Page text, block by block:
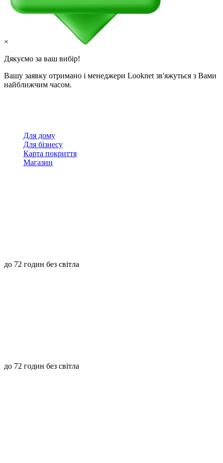
×
Дякуємо за ваш вибір!
Вашу заявку отримано і менеджери Looknet зв'яжуться з Вами
найближчим часом.
Для дому
Для бізнесу
Карта покриття
Магазин
до 72 годин без світла
до 72 годин без світла